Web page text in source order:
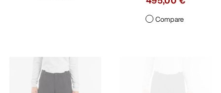
Compare